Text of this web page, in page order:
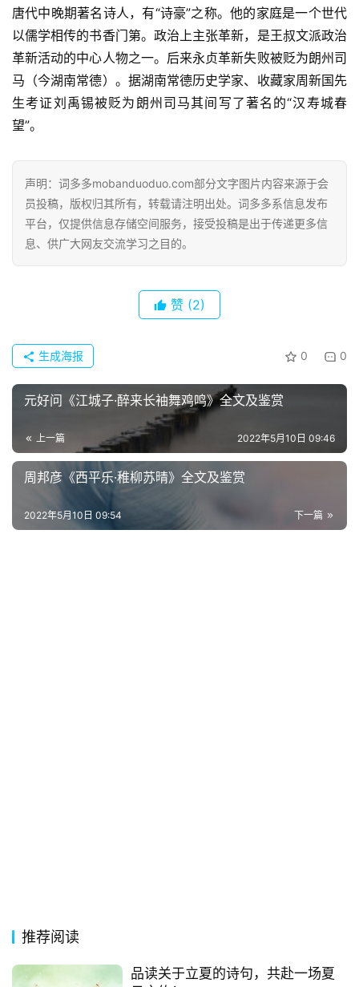
古
今
诗
词
常
词
络
影
词
其
他
词
唐代中晚期著名诗人，有“诗豪”之称。他的家庭是一个世代
以儒学相传的书香门第。政治上主张革新，是王叔文派政治
革新活动的中心人物之一。后来永贞革新失败被贬为朗州司
马（今湖南常德）。据湖南常德历史学家、收藏家周新国先
生考证刘禹锡被贬为朗州司马其间写了著名的“汉寿城春
望”。
声明：词多多mobanduoduo.com部分文字图片内容来源于会
员投稿，版权归其所有，转载请注明出处。词多多系信息发布
平台，仅提供信息存储空间服务，接受投稿是出于传递更多信
息、供广大网友交流学习之目的。
赞 (2)
0 0
生成海报
元好问《江城子·醉来长袖舞鸡鸣》全文及鉴赏
上一篇 2022年5月10日 09:46
周邦彦《西平乐·稚柳苏晴》全文及鉴赏
下一篇
2022年5月10日 09:54
推荐阅读
品读关于立夏的诗句，共赴一场夏